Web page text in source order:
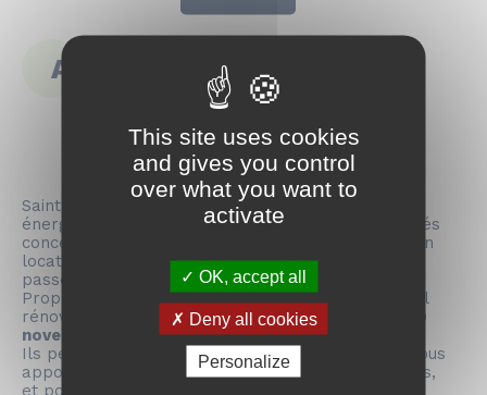
Atelier Bail Rénov
Saint-Lô Agglo s’engage dans la transition
énergétique et accompagne les propriétaires privés
concernés par l’interdiction progressive de mise en
location des logements les plus énergivores ; dit «
passoires thermiques ».
Propriétaires bailleurs, deux ateliers gratuits « Bail
rénov’ », seront mis en place les15 octobre et 30
novembre 2024.
Ils permettront de répondre à vos questions en vous
apportant des des informations sur vos obligations,
et pourront vous proposer des solutions
This site uses cookies
and gives you control
over what you want to
activate
OK, accept all
Deny all cookies
Personalize